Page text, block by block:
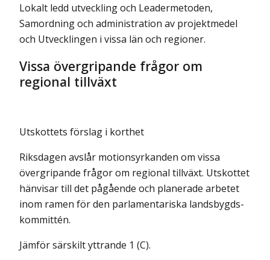
Lokalt ledd utveck­ling och Leader­metod­en,
Samordning och administration av projekt­medel
och Utveck­lingen i vissa län och regioner.
Vissa övergripande frågor om
regional tillväxt
Utskottets förslag i korthet
Riksdagen avslår motionsyrkanden om vissa
övergripande frågor om regional tillväxt. Utskottet
hänvisar till det pågående och planerade arbetet
inom ramen för den parlamentariska landsbygds­
kommittén.
Jämför särskilt yttrande 1 (C).